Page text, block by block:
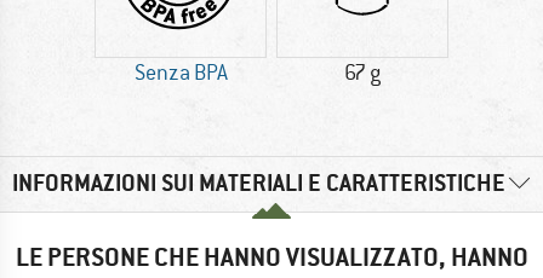
Senza BPA 67 g
INFORMAZIONI SUI MATERIALI E CARATTERISTICHE
LE PERSONE CHE HANNO VISUALIZZATO, HANNO